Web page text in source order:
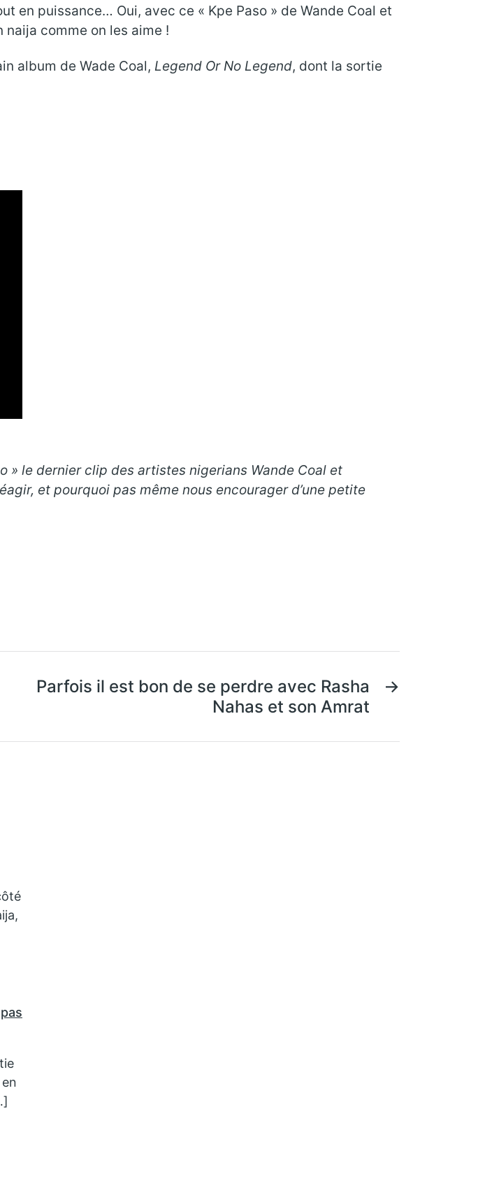
puissance… Oui, avec ce « Kpe Paso » de Wande Coal et
comme on les aime !
album de Wade Coal, Legend Or No Legend, dont la sortie
» le dernier clip des artistes nigerians Wande Coal et
et pourquoi pas même nous encourager d’une petite
→
Parfois il est bon de se perdre avec Rasha
Nahas et son Amrat